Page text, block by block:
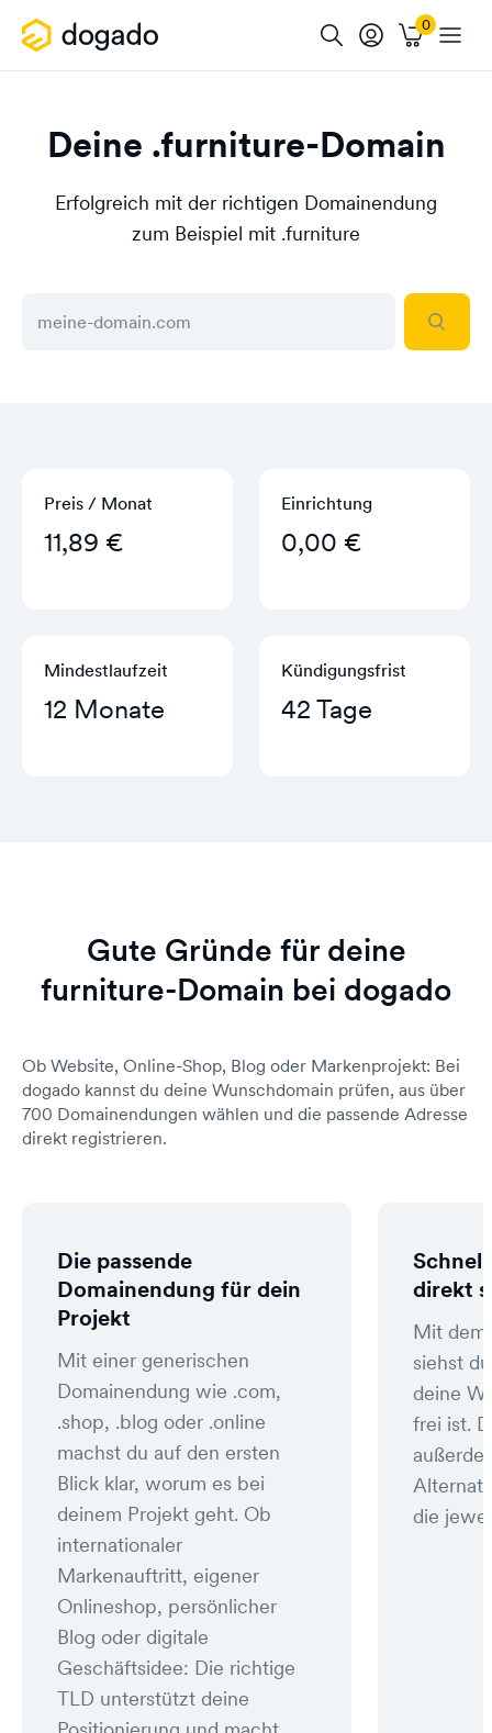
Deine .furniture-Domain
Erfolgreich mit der richtigen Domainendung
zum Beispiel mit .furniture
Preis / Monat
11,89 €
Einrichtung
0,00 €
Mindestlaufzeit
12 Monate
Kündigungs­frist
42 Tage
Gute Gründe für deine
furniture-Domain bei dogado
Ob Website, Online-Shop, Blog oder Markenprojekt: Bei
dogado kannst du deine Wunschdomain prüfen, aus über
700 Domainendungen wählen und die passende Adresse
direkt registrieren.
Die passende
Domainendung für dein
Projekt
Mit einer generischen
Domainendung wie .com,
.shop, .blog oder .online
machst du auf den ersten
Blick klar, worum es bei
deinem Projekt geht. Ob
internationaler
Markenauftritt, eigener
Onlineshop, persönlicher
Blog oder digitale
Geschäftsidee: Die richtige
TLD unterstützt deine
direkt
Mit dem
siehst
deine
frei ist.
die